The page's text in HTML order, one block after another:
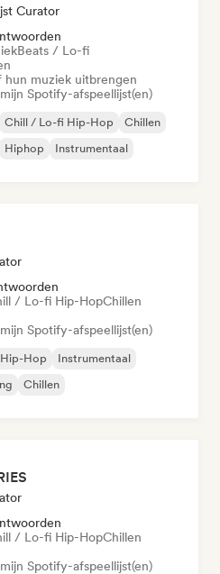
Curator
Beats / Lo-fi
muziek uitbrengen
Spotify-afspeellijst(en)
Chill / Lo-fi Hip-Hop
Chillen
Hiphop Instrumentaal
/ Lo-fi Hip-HopChillen
Spotify-afspeellijst(en)
Hop
Instrumentaal
Chillen
/ Lo-fi Hip-HopChillen
Spotify-afspeellijst(en)